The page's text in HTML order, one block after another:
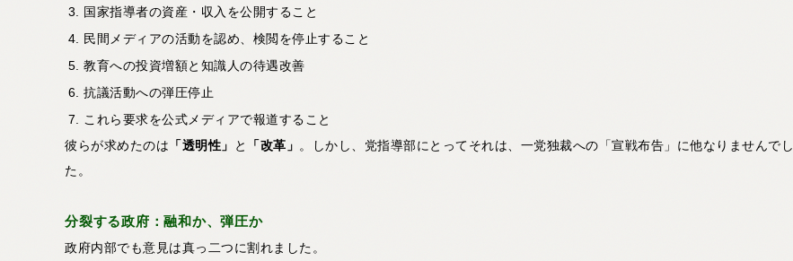
国家指導者の資産・収入を公開すること
民間メディアの活動を認め、検閲を停止すること
教育への投資増額と知識人の待遇改善
抗議活動への弾圧停止
これら要求を公式メディアで報道すること
彼らが求めたのは 「透明性」 と 「改革」 。しかし、党指導部にとってそれは、一党独裁への「宣戦布告」に他なりませんでし
た。
分裂する政府：融和か、弾圧か
政府内部でも意見は真っ二つに割れました。